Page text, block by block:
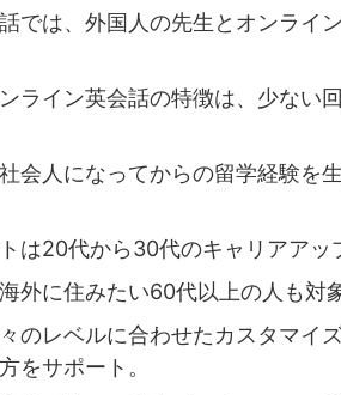
では、外国人の先生とオンライ
ライン英会話の特徴は、少ない
会人になってからの留学経験を
は20代から30代のキャリアアッ
外に住みたい60代以上の人も対
のレベルに合わせたカスタマイ
をサポート。